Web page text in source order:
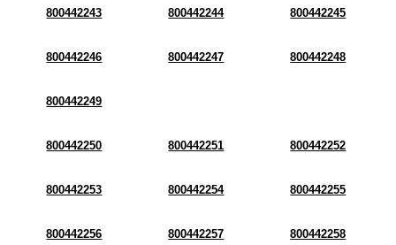
800442243 800442244 800442245
800442246 800442247 800442248
800442249
800442250 800442251 800442252
800442253 800442254 800442255
800442256 800442257 800442258